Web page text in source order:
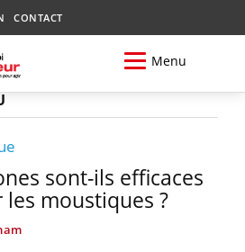
CONTACT
Menu
sont-ils efficaces
moustiques ?